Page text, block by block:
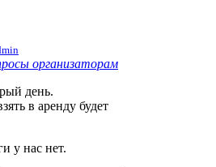
организаторам
день.
в аренду будет
у нас нет.